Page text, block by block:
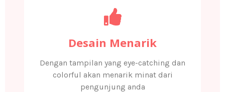
Desain Menarik
Dengan tampilan yang eye-catching dan
colorful akan menarik minat dari
pengunjung anda